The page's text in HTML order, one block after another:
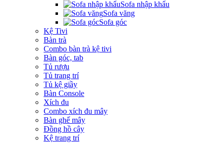
Sofa nhập khẩu
Sofa văng
Sofa góc
Kệ Tivi
Bàn trà
Combo bàn trà kệ tivi
Bàn góc, tab
Tủ rượu
Tủ trang trí
Tủ kệ giầy
Bàn Console
Xích đu
Combo xích đu mây
Bàn ghế mây
Đồng hồ cây
Kệ trang trí